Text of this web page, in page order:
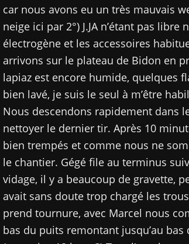
car nous avons eu un très mauvais
neige ici par 2°) J.JA n’étant pas
électrogène et les accessoires
arrivons sur le plateau de Bidon en
lapiaz est encore humide, quelques
bien lavé, je suis le seul à m’être
Nous descendons rapidement dans
nettoyer le dernier tir. Après 10
bien trempés et comme nous ne
le chantier. Gégé file au terminus
vidage, il y a beaucoup de gravette,
avait sans doute trop chargé les
prend tournure, avec Marcel nous
bas du puits remontant jusqu’au bas